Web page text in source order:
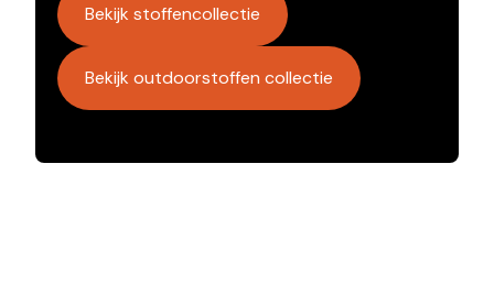
Bekijk stoffencollectie
Bekijk outdoorstoffen collectie